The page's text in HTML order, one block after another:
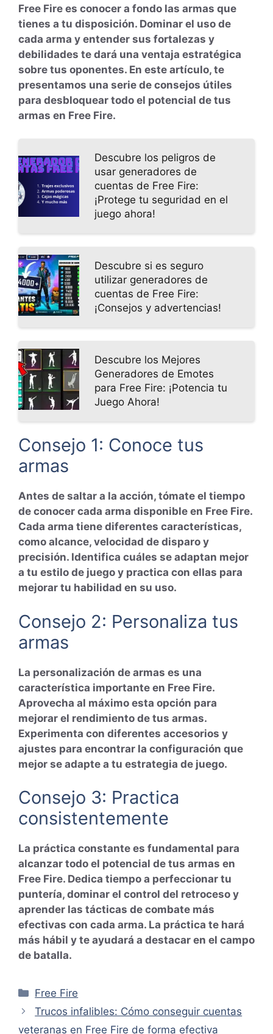
Free Fire es conocer a fondo las armas que
tienes a tu disposición. Dominar el uso de
cada arma y entender sus fortalezas y
debilidades te dará una ventaja estratégica
sobre tus oponentes. En este artículo, te
presentamos una serie de consejos útiles
para desbloquear todo el potencial de tus
armas en Free Fire.
Descubre los peligros de
usar generadores de
cuentas de Free Fire:
¡Protege tu seguridad en el
juego ahora!
Descubre si es seguro
utilizar generadores de
cuentas de Free Fire:
¡Consejos y advertencias!
Descubre los Mejores
Generadores de Emotes
para Free Fire: ¡Potencia tu
Juego Ahora!
Consejo 1: Conoce tus
armas
Antes de saltar a la acción, tómate el tiempo
de conocer cada arma disponible en Free Fire.
Cada arma tiene diferentes características,
como alcance, velocidad de disparo y
precisión. Identifica cuáles se adaptan mejor
a tu estilo de juego y practica con ellas para
mejorar tu habilidad en su uso.
Consejo 2: Personaliza tus
armas
La personalización de armas es una
característica importante en Free Fire.
Aprovecha al máximo esta opción para
mejorar el rendimiento de tus armas.
Experimenta con diferentes accesorios y
ajustes para encontrar la configuración que
mejor se adapte a tu estrategia de juego.
Consejo 3: Practica
consistentemente
La práctica constante es fundamental para
alcanzar todo el potencial de tus armas en
Free Fire. Dedica tiempo a perfeccionar tu
puntería, dominar el control del retroceso y
aprender las tácticas de combate más
efectivas con cada arma. La práctica te hará
más hábil y te ayudará a destacar en el campo
de batalla.
Categorías
Free Fire
Trucos infalibles: Cómo conseguir cuentas
veteranas en Free Fire de forma efectiva